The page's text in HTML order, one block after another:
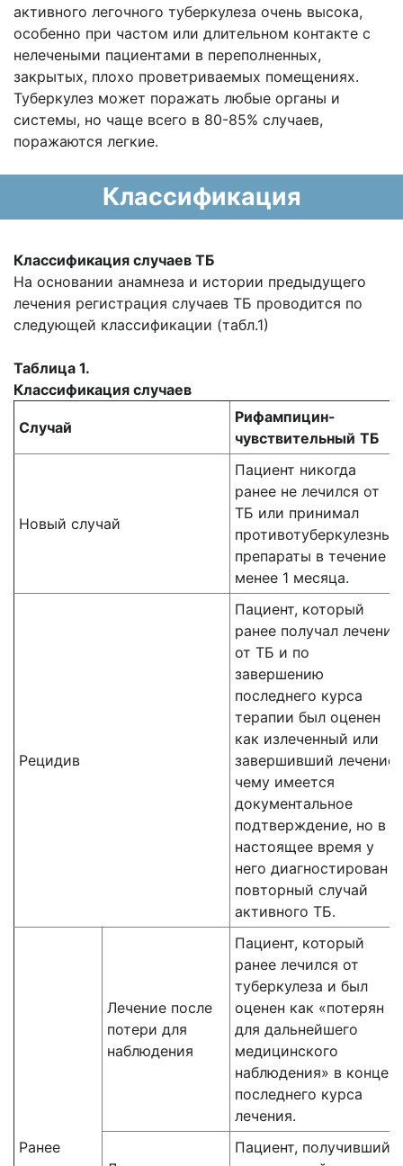
активного легочного туберкулеза очень высока,
особенно при частом или длительном контакте с
нелечеными пациентами в переполненных,
закрытых, плохо проветриваемых помещениях.
Туберкулез может поражать любые органы и
системы, но чаще всего в 80-85% случаев,
поражаются легкие.
Классификация
Классификация случаев ТБ
На основании анамнеза и истории предыдущего
лечения регистрация случаев ТБ проводится по
следующей классификации (табл.1)
Таблица 1.
Классификация случаев
Случай
Рифампицин-
чувствительный ТБ
Новый случай
Пациент никогда
ранее не лечился от
ТБ или принимал
противотуберкулезные
препараты в течение
менее 1 месяца.
Рецидив
Пациент, который
ранее получал лечение
от ТБ и по
завершению
последнего курса
терапии был оценен
как излеченный или
завершивший лечение,
чему имеется
документальное
подтверждение, но в
настоящее время у
него диагностирован
повторный случай
активного ТБ.
Ранее
Лечение после
потери для
наблюдения
Пациент, который
ранее лечился от
туберкулеза и был
оценен как «потерян
для дальнейшего
медицинского
наблюдения» в конце
последнего курса
лечения.
Пациент, получивший